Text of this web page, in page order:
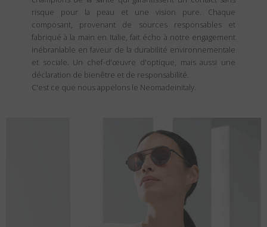
risque pour la peau et une vision pure. Chaque
composant, provenant de sources responsables et
fabriqué à la main en Italie, fait écho à notre engagement
inébranlable en faveur de la durabilité environnementale
et sociale. Un chef-d'œuvre d'optique, mais aussi une
déclaration de bienêtre et de responsabilité.
C'est ce que nous appelons le Neomadeinitaly.